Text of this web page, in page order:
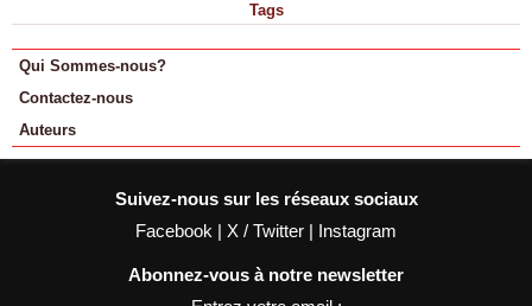
Tags
Qui Sommes-nous?
Contactez-nous
Auteurs
Suivez-nous sur les réseaux sociaux
Facebook | X / Twitter | Instagram
Abonnez-vous à notre newsletter